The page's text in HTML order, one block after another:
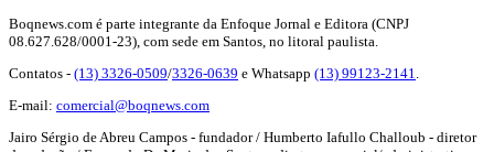
Boqnews.com é parte integrante da Enfoque Jornal e Editora (CNPJ
08.627.628/0001-23), com sede em Santos, no litoral paulista.
Contatos - (13) 3326-0509/3326-0639 e Whatsapp (13) 99123-2141.
E-mail: comercial@boqnews.com
Jairo Sérgio de Abreu Campos - fundador / Humberto Iafullo Challoub - diretor